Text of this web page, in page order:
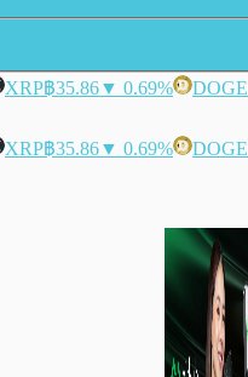
XRP฿35.86▼ 0.69% DOGE
XRP฿35.86▼ 0.69% DOGE